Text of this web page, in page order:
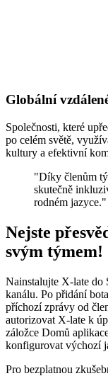
Globální
Společnosti, které
po celém světě,
kultury a efektivní
"Díky členům
skutečně
rodném jazyce."
Nejste
svým týmem!
Nainstalujte X-late do
kanálu. Po přidání
příchozí zprávy od
autorizovat X-late k
záložce Domů
konfigurovat výchozí
Pro bezplatnou